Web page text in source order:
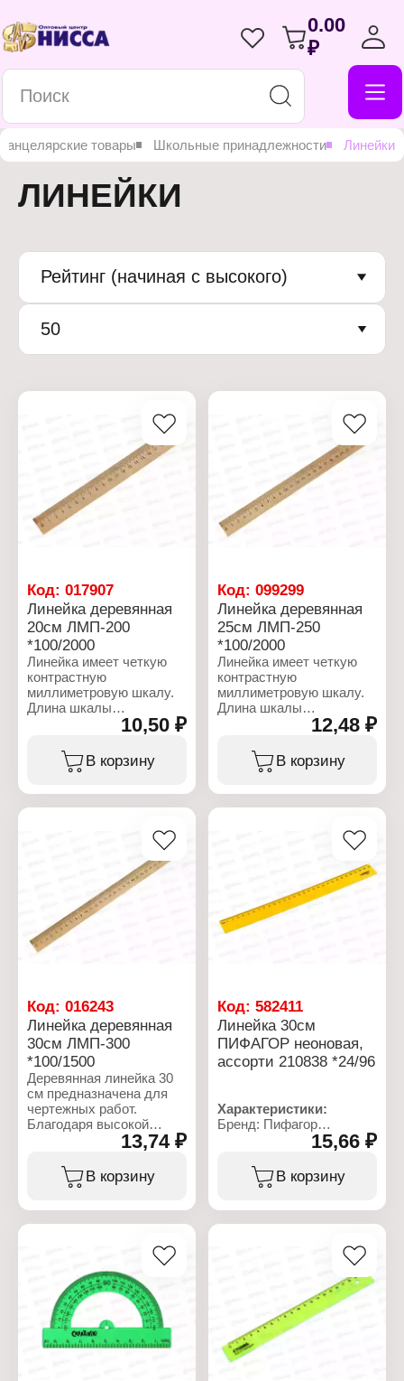
0.00
₽
Канцелярские товары Школьные принадлежности Линейки
ЛИНЕЙКИ
Рейтинг (начиная с высокого)
50
Код: 017907
Линейка деревянная
20см ЛМП-200
*100/2000
Линейка имеет четкую
контрастную
миллиметровую шкалу.
Длина шкалы
составляет 20см.
Изготовлена из самого
экологически чистого
материала - дерева.
Тип товара: Линейка
Материал: деревянная
10,50 ₽
В корзину
Код:099299
Линейка деревянная
25см ЛМП-250
*100/2000
Линейка имеет четкую
контрастную
миллиметровую шкалу.
Длина шкалы
составляет 25см.
Изготовлена из самого
экологически чистого
материала - дерева.
Тип товара: Линейка
12,48 ₽
В корзину
Код: 016243
Линейка деревянная
30см ЛМП-300
*100/1500
Деревянная линейка 30
см предназначена для
чертежных работ.
Благодаря высокой
прочности прослужит
Выполнена из дерева, за
счет чего не вредит
поэтому удобно лежит в
Характеристики:
Артикул: ЛМП-300
Тип товара: Линейка
Длина: 30 см
13,74 ₽
В корзину
Код:582411
Линейка 30см
ПИФАГОР неоновая,
ассорти 210838 *24/96
Характеристики:
Бренд: Пифагор
Артикул: 210838
Тип товара: Линейка
Длина разметки: 30 см
Материал: пластик
односторонняя черная
15,66 ₽
В корзину